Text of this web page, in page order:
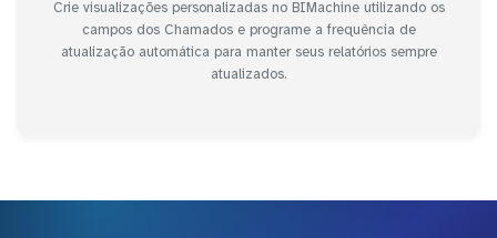
Crie visualizações personalizadas no BIMachine utilizando os
campos dos Chamados e programe a frequência de
atualização automática para manter seus relatórios sempre
atualizados.